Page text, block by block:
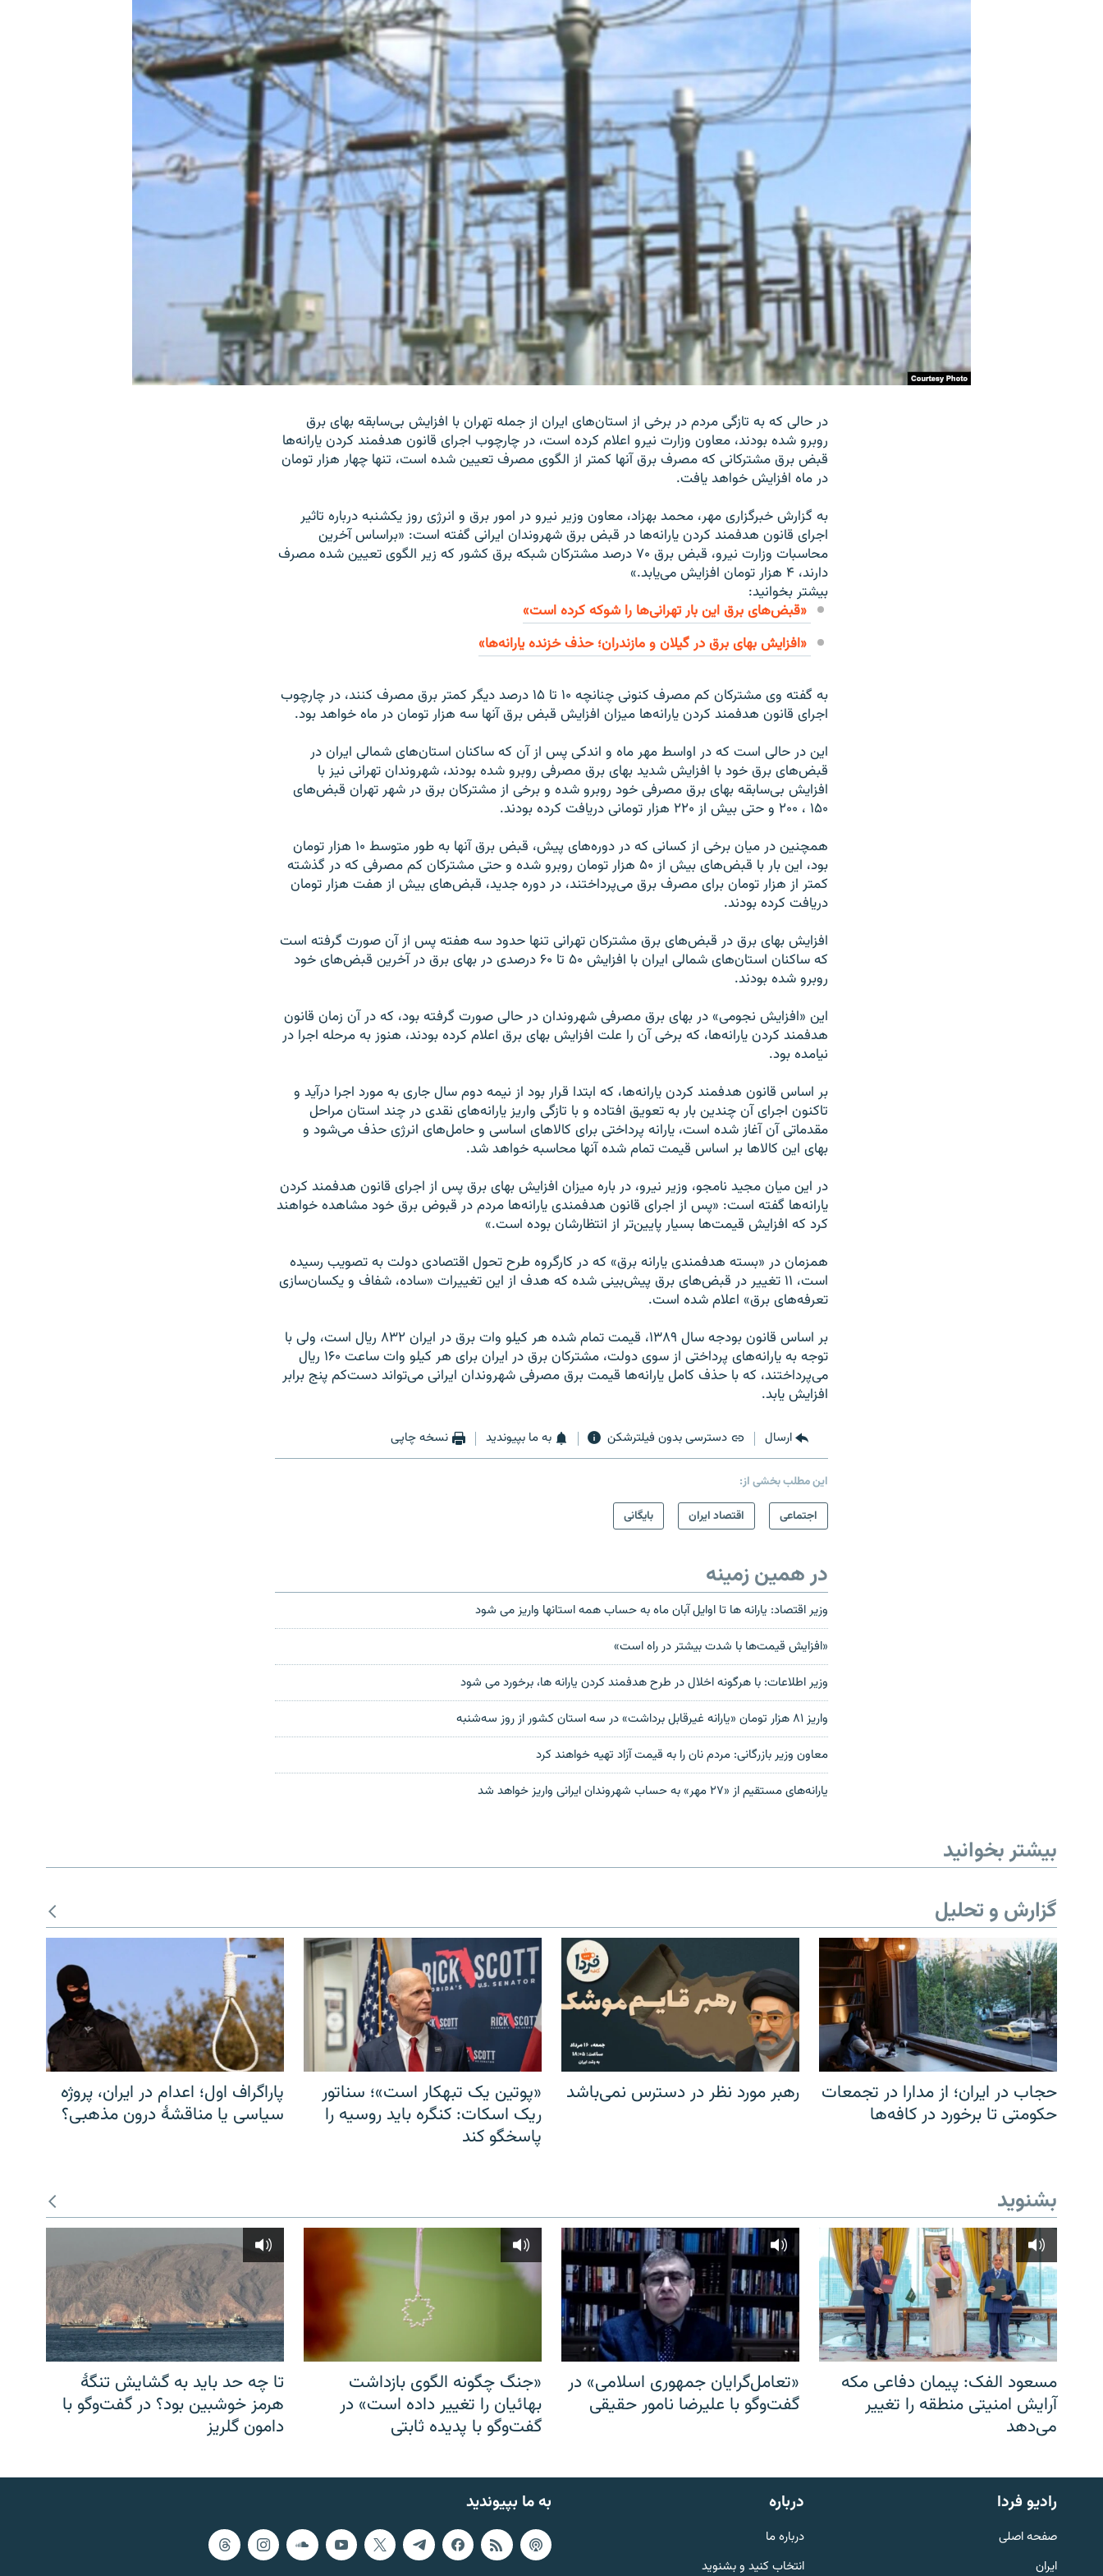
English
به ما بپیوندید
در حالى که به تازگى مردم در برخى از استان‌هاى ایران از جمله تهران با افزایش بى‌سابقه بهاى برق
روبرو شده بودند، معاون وزارت نیرو اعلام کرده است، در چارچوب اجراى قانون هدفمند کردن یارانه‌ها
قبض برق مشترکانى که مصرف برق آنها کمتر از الگوى مصرف تعیین شده است، تنها چهار هزار تومان
در ماه افزایش خواهد یافت.
به گزارش خبرگزارى مهر، محمد بهزاد، معاون وزیر نیرو در امور برق و انرژى روز یکشنبه درباره تاثیر
اجراى قانون هدفمند کردن یارانه‌ها در قبض برق شهروندان ایرانى گفته است: «براساس آخرین
محاسبات وزارت نیرو، قبض برق ۷۰ درصد مشترکان شبکه برق کشور که زیر الگوى تعیین شده مصرف
دارند، ۴ هزار تومان افزایش مى‌یابد.»
بیشتر بخوانید:
«قبض‌هاى برق این بار تهرانى‌ها را شوکه کرده است»
«افزایش بهای برق در گیلان و مازندران؛ حذف خزنده یارانه‌ها»
به گفته وى مشترکان کم مصرف کنونى چنانچه ۱۰ تا ۱۵ درصد دیگر کمتر برق مصرف کنند، در چارچوب
اجراى قانون هدفمند کردن یارانه‌ها میزان افزایش قبض برق آنها سه هزار تومان در ماه خواهد بود.
این در حالى است که در اواسط مهر ماه و اندکى پس از آن که ساکنان استان‌هاى شمالى ایران در
قبض‌هاى برق خود با افزایش شدید بهاى برق مصرفى روبرو شده بودند، شهروندان تهرانى نیز با
افزایش بى‌سابقه بهاى برق مصرفى خود روبرو شده و برخى از مشترکان برق در شهر تهران قبض‌هاى
۱۵۰ ، ۲۰۰ و حتى بیش از ۲۲۰ هزار تومانى دریافت کرده بودند.
همچنین در میان برخی از کسانى که در دوره‌هاى پیش، قبض برق آنها به طور متوسط ۱۰ هزار تومان
بود، این بار با قبض‌هاى بیش از ۵۰ هزار تومان روبرو شده‌ و حتى مشترکان کم مصرفى که در گذشته
کمتر از هزار تومان براى مصرف برق مى‌پرداختند، در دوره جدید، قبض‌هاى بیش از هفت هزار تومان
دریافت کرده بودند.
افزایش بهاى برق در قبض‌هاى برق مشترکان تهرانى تنها حدود سه هفته پس از آن صورت گرفته است
که ساکنان استان‌هاى شمالى ایران با افزایش ۵۰ تا ۶۰ درصدى در بهاى برق در آخرین قبض‌هاى خود
روبرو شده بودند.
این «افزایش نجومى» در بهاى برق مصرفى شهروندان در حالى صورت گرفته بود، که در آن زمان قانون
هدفمند کردن یارانه‌ها، که برخى آن را علت افزایش بهاى برق اعلام کرده بودند، هنوز به مرحله اجرا در
نیامده بود.
بر اساس قانون هدفمند کردن یارانه‌ها، که ابتدا قرار بود از نیمه دوم سال جارى به مورد اجرا درآید و
تاکنون اجراى آن چندین بار به تعویق افتاده و با تازگی واریز یارانه‌های نقدی در چند استان مراحل
مقدماتی آن آغاز شده است، یارانه پرداختى براى کالاهاى اساسى و حامل‌هاى انرژى حذف مى‌شود و
بهاى این کالاها بر اساس قیمت تمام شده آنها محاسبه خواهد شد.
در این میان مجید نامجو، وزیر نیرو،‌ در باره میزان افزایش بهاى برق پس از اجراى قانون هدفمند کردن
یارانه‌ها گفته است: «پس از اجراى قانون هدفمندى یارانه‌ها مردم در قبوض برق خود مشاهده خواهند
کرد که افزایش قیمت‌ها بسیار پایین‌تر از انتظارشان بوده است.»
همزمان در «بسته هدفمندى یارانه برق» که در کارگروه طرح تحول اقتصادى دولت به تصویب رسیده
است، ۱۱ تغییر در قبض‌هاى برق پیش‌بینى شده که هدف از این تغییرات «ساده، شفاف و یکسان‌سازى
تعرفه‌هاى برق» اعلام شده است.
بر اساس قانون بودجه سال ۱۳۸۹، قیمت تمام شده هر کیلو وات برق در ایران ۸۳۲ ریال است، ولى با
توجه به یارانه‌هاى پرداختى از سوى دولت، مشترکان برق در ایران براى هر کیلو وات ساعت ۱۶۰ ریال
مى‌پرداختند، که با حذف کامل یارانه‌ها قیمت برق مصرفى شهروندان ایرانى مى‌تواند دست‌کم پنج برابر
افزایش یابد.
ارسال دسترسی بدون فیلترشکن به ما بپیوندید نسخه چاپی
این مطلب بخشی از:
اجتماعی
اقتصاد ایران بایگانی
در همین زمینه
وزير اقتصاد: يارانه ها تا اوايل آبان ماه به حساب همه استانها واريز می شود
«افزایش قیمت‌ها با شدت بیشتر در راه است»
وزير اطلاعات: با هرگونه اخلال در طرح هدفمند کردن يارانه ها، برخورد می شود
واریز ۸۱ هزار تومان «یارانه غیرقابل برداشت» در سه استان کشور از روز سه‌شنبه
معاون وزیر بازرگانی: مردم نان را به قیمت آزاد تهیه خواهند کرد
یارانه‌های مستقیم از «۲۷ مهر» به حساب شهروندان ایرانی واریز خواهد شد
بیشتر بخوانید
گزارش و تحلیل
حجاب در ایران؛ از مدارا در تجمعات
حکومتی تا برخورد در کافه‌ها
رهبر مورد نظر در دسترس نمی‌باشد
«پوتین یک تبهکار است»؛ سناتور
ریک اسکات: کنگره باید روسیه را
پاسخگو کند
پاراگراف اول؛ اعدام در ایران، پروژه
سیاسی یا مناقشهٔ درون مذهبی؟
بشنوید
مسعود الفک: پیمان دفاعی مکه
آرایش امنیتی منطقه را تغییر
می‌دهد
«تعامل‌گرایان جمهوری اسلامی» در
گفت‌وگو با علیرضا نامور حقیقی
«جنگ چگونه الگوی بازداشت
بهائیان را تغییر داده است» در
گفت‌وگو با پدیده ثابتی
تا چه حد باید به گشایش تنگهٔ
هرمز خوشبین بود؟ در گفت‌وگو با
دامون گلریز
به ما بپیوندید رادیو فردا
صفحه اصلی
ایران
درباره
درباره ما
انتخاب کنید و بشنوید